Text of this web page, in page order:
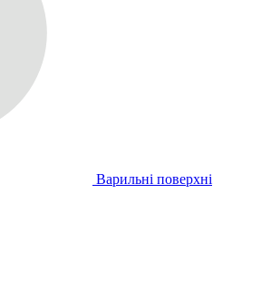
Варильні поверхні